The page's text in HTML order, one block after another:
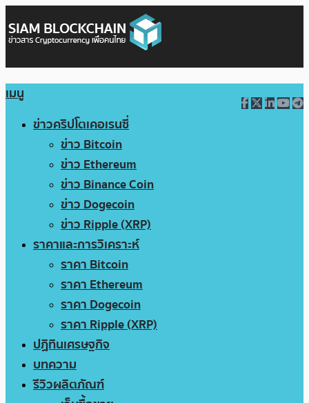
เมนู
ข่าวคริปโตเคอเรนซี่
ข่าว Bitcoin
ข่าว Ethereum
ข่าว Binance Coin
ข่าว Dogecoin
ข่าว Ripple (XRP)
ราคาและการวิเคราะห์
ราคา Bitcoin
ราคา Ethereum
ราคา Dogecoin
ราคา Ripple (XRP)
ปฏิทินเศรษฐกิจ
บทความ
รีวิวผลิตภัณฑ์